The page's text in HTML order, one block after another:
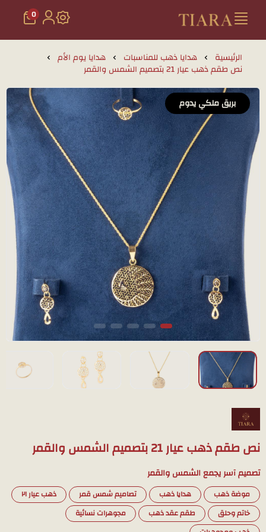
تيارا للذهب والمجوهرات
0
الرئيسية هدايا ذهب للمناسبات هدايا يوم الأم
نص طقم ذهب عيار 21 بتصميم الشمس والقمر
بريق ملكي يدوم
نص طقم ذهب عيار 21 بتصميم الشمس والقمر
تصميم آسر يجمع الشمس والقمر
موضة ذهب هدايا ذهب تصاميم شمس قمر
ذهب عيار ٢١
خاتم وحلق
طقم عقد ذهب
مجوهرات نسائية